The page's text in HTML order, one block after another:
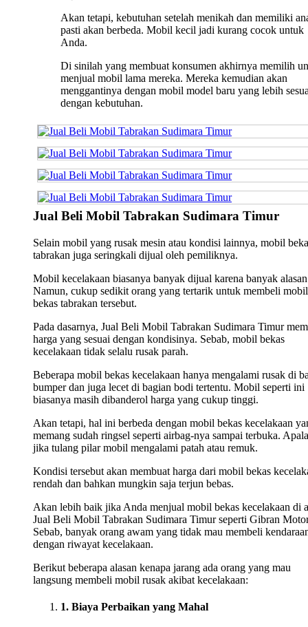
Akan tetapi, kebutuhan setelah menikah dan memiliki
pasti akan berbeda. Mobil kecil jadi kurang cocok untuk
Anda.
Di sinilah yang membuat konsumen akhirnya memilih
menjual mobil lama mereka. Mereka kemudian akan
menggantinya dengan mobil model baru yang lebih
dengan kebutuhan.
Jual Beli Mobil Tabrakan Sudimara Timur
Selain mobil yang rusak mesin atau kondisi lainnya, mobil
tabrakan juga seringkali dijual oleh pemiliknya.
Mobil kecelakaan biasanya banyak dijual karena banyak
Namun, cukup sedikit orang yang tertarik untuk membeli mobil
bekas tabrakan tersebut.
Pada dasarnya, Jual Beli Mobil Tabrakan Sudimara Timur
harga yang sesuai dengan kondisinya. Sebab, mobil bekas
kecelakaan tidak selalu rusak parah.
Beberapa mobil bekas kecelakaan hanya mengalami rusak di
bumper dan juga lecet di bagian bodi tertentu. Mobil seperti ini
biasanya masih dibanderol harga yang cukup tinggi.
Akan tetapi, hal ini berbeda dengan mobil bekas kecelakaan
memang sudah ringsel seperti airbag-nya sampai terbuka.
jika tulang pilar mobil mengalami patah atau remuk.
Kondisi tersebut akan membuat harga dari mobil bekas
rendah dan bahkan mungkin saja terjun bebas.
Akan lebih baik jika Anda menjual mobil bekas kecelakaan di
Jual Beli Mobil Tabrakan Sudimara Timur seperti Gibran
Sebab, banyak orang awam yang tidak mau membeli
dengan riwayat kecelakaan.
Berikut beberapa alasan kenapa jarang ada orang yang mau
langsung membeli mobil rusak akibat kecelakaan:
1. Biaya Perbaikan yang Mahal